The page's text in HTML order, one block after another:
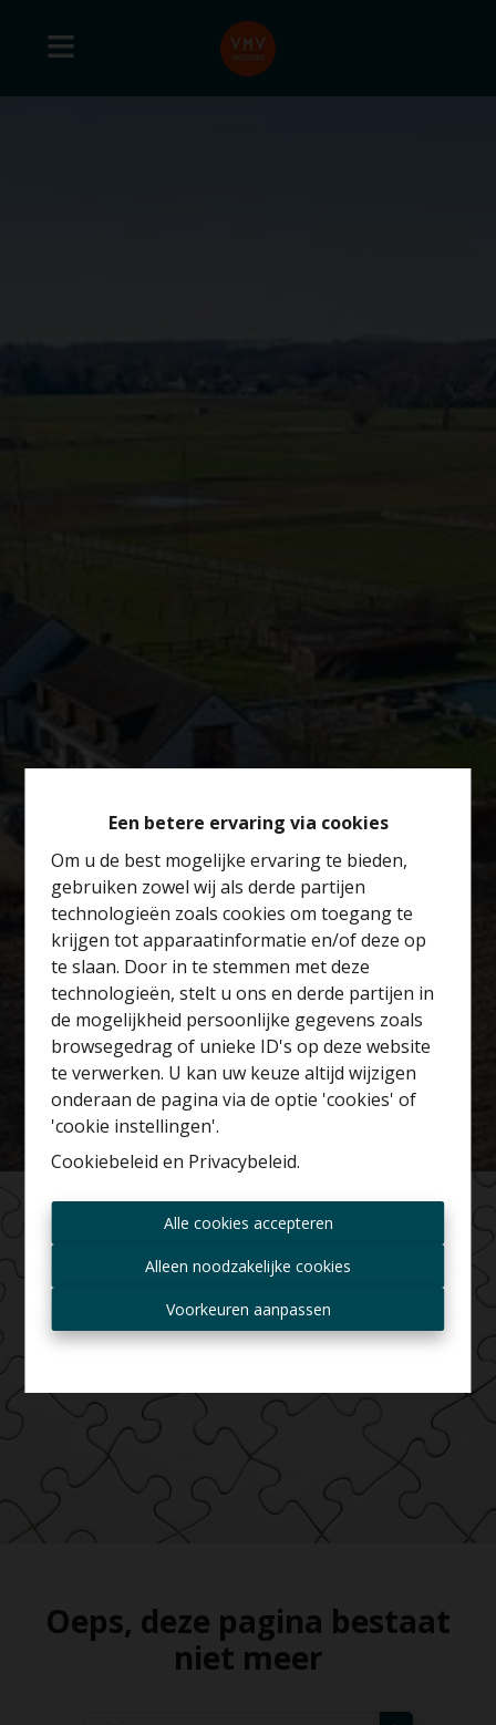
Een betere ervaring via cookies
Om u de best mogelijke ervaring te bieden,
gebruiken zowel wij als derde partijen
technologieën zoals cookies om toegang te
krijgen tot apparaatinformatie en/of deze op
te slaan. Door in te stemmen met deze
technologieën, stelt u ons en derde partijen in
de mogelijkheid persoonlijke gegevens zoals
browsegedrag of unieke ID's op deze website
te verwerken. U kan uw keuze altijd wijzigen
onderaan de pagina via de optie 'cookies' of
'cookie instellingen'.
Cookiebeleid en Privacybeleid.
Alle cookies accepteren
Alleen noodzakelijke cookies
Voorkeuren aanpassen
Oeps, deze pagina bestaat
niet meer
Benieuwd naar de
waarde van je huis?
Gratis schatting
Altijd als eerste op de
hoogte zijn van nieuwe
aanbiedingen?
Ontvang aanbod per mail